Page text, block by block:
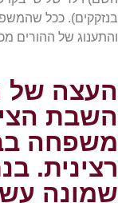
בנזקקים). ככל
והתענוג של ההורים
העצה של
השבת
משפחה
רצינית.
שמונה